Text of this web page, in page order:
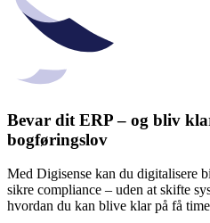
Bevar dit ERP – og bliv
bogføringslov
Med Digisense kan du digitalisere
sikre compliance – uden at skifte
hvordan du kan blive klar på få